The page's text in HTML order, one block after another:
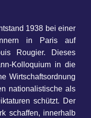
1938 bei einer
in Paris auf
Rougier. Dieses
Kolloquium in die
Wirtschaftsordnung
nationalistische als
schützt. Der
schaffen, innerhalb